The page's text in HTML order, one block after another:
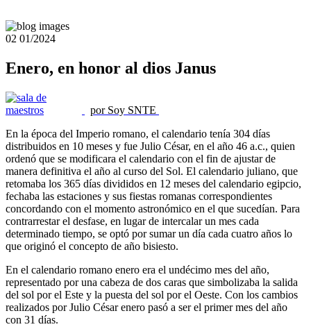
02 01/2024
Enero, en honor al dios Janus
por Soy SNTE
En la época del Imperio romano, el calendario tenía 304 días
distribuidos en 10 meses y fue Julio César, en el año 46 a.c., quien
ordenó que se modificara el calendario con el fin de ajustar de
manera definitiva el año al curso del Sol. El calendario juliano, que
retomaba los 365 días divididos en 12 meses del calendario egipcio,
fechaba las estaciones y sus fiestas romanas correspondientes
concordando con el momento astronómico en el que sucedían. Para
contrarrestar el desfase, en lugar de intercalar un mes cada
determinado tiempo, se optó por sumar un día cada cuatro años lo
que originó el concepto de año bisiesto.
En el calendario romano enero era el undécimo mes del año,
representado por una cabeza de dos caras que simbolizaba la salida
del sol por el Este y la puesta del sol por el Oeste. Con los cambios
realizados por Julio César enero pasó a ser el primer mes del año
con 31 días.